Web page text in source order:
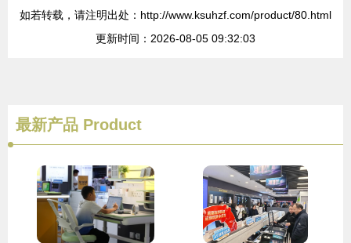
如若转载，请注明出处：http://www.ksuhzf.com/product/80.html
更新时间：2026-08-05 09:32:03
最新产品 Product